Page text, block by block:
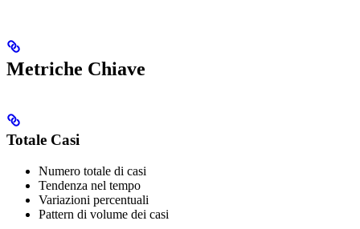
Metriche Chiave
Totale Casi
Numero totale di casi
Tendenza nel tempo
Variazioni percentuali
Pattern di volume dei casi